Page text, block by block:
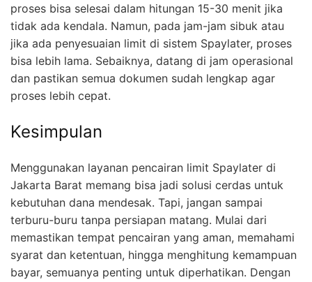
proses bisa selesai dalam hitungan 15-30 menit jika
tidak ada kendala. Namun, pada jam-jam sibuk atau
jika ada penyesuaian limit di sistem Spaylater, proses
bisa lebih lama. Sebaiknya, datang di jam operasional
dan pastikan semua dokumen sudah lengkap agar
proses lebih cepat.
Kesimpulan
Menggunakan layanan pencairan limit Spaylater di
Jakarta Barat memang bisa jadi solusi cerdas untuk
kebutuhan dana mendesak. Tapi, jangan sampai
terburu-buru tanpa persiapan matang. Mulai dari
memastikan tempat pencairan yang aman, memahami
syarat dan ketentuan, hingga menghitung kemampuan
bayar, semuanya penting untuk diperhatikan. Dengan